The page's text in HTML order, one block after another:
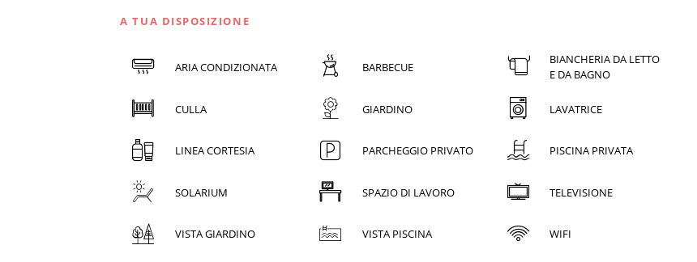
A TUA DISPOSIZIONE
ARIA CONDIZIONATA BARBECUE
BIANCHERIA DA LETTO
E DA BAGNO
CULLA GIARDINO LAVATRICE
LINEA CORTESIA PARCHEGGIO PRIVATO PISCINA PRIVATA
SOLARIUM SPAZIO DI LAVORO TELEVISIONE
VISTA GIARDINO VISTA PISCINA WIFI